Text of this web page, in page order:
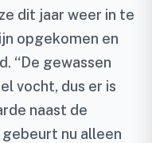
dit jaar weer in te
opgekomen en
“De gewassen
vocht, dus er is
naast de
nu alleen